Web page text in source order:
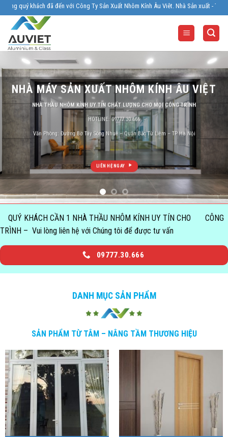
Skip
to
content
Ty Sản Xuất Nhôm Kính Âu Viêt. Nhà Sản xuất - Thi công Nhôm kính uy tín, chất
NHÀ MÁY SẢN XUẤT NHÔM KÍNH ÂU VIỆT
NHÀ THẦU NHÔM KÍNH UY TÍN CHẤT LƯỢNG CHO MỌI CÔNG TRÌNH
HOTLINE: 09777 30 666
Văn Phòng: Đường Bờ Tây Sông Nhuệ – Quận Bắc Từ Liêm – TP Hà Nội
LIÊN HỆ NGAY
QUÝ KHÁCH CẦN 1 NHÀ THẦU NHÔM KÍNH UY TÍN CHO CÔNG
TRÌNH – Vui lòng liên hệ với Chúng tôi để được tư vấn
09777.30.666
DANH MỤC SẢN PHẨM
SẢN PHẨM TỪ TÂM – NÂNG TẦM THƯƠNG HIỆU